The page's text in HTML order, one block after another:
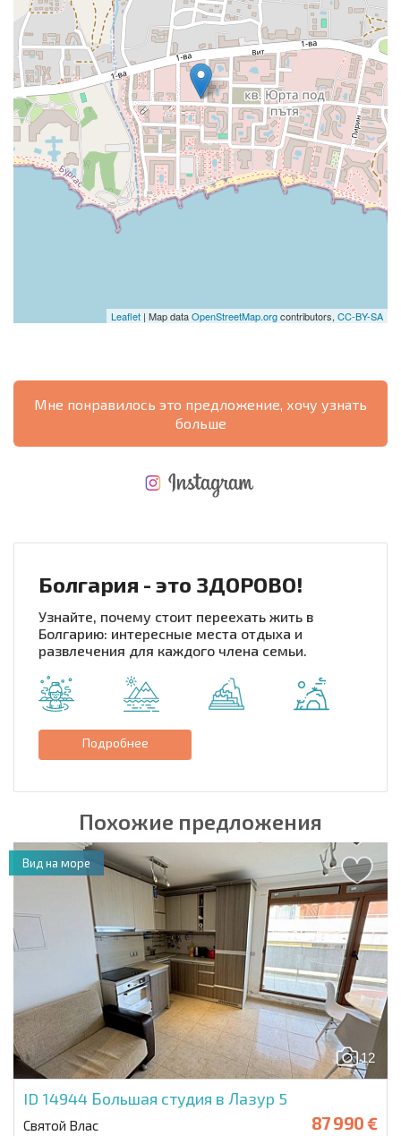
Leaflet | Map dataOpenStreetMap.orgcontributors, CC-BY-SA
Мне понравилось это предложение, хочу узнать
больше
Болгария - это ЗДОРОВО!
Узнайте, почему стоит переехать жить в
Болгарию: интересные места отдыха и
развлечения для каждого члена семьи.
Подробнее
Похожие предложения
12
ID 14944 Большая студия в Лазур 5
Святой Влас 87 990 €
Вид на море